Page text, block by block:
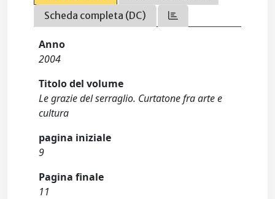
Scheda completa (DC)
Anno
2004
Titolo del volume
Le grazie del serraglio. Curtatone fra arte e
cultura
pagina iniziale
9
Pagina finale
11